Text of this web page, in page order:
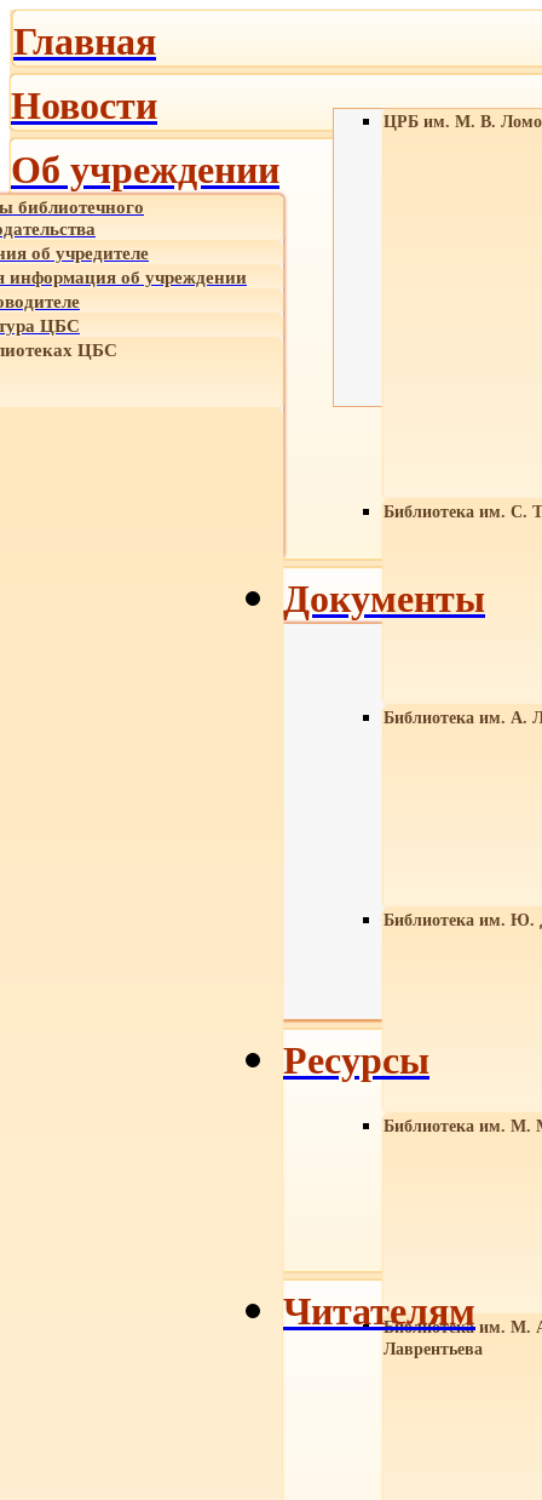
Главная
Новости
Об учреждении
библиотечного
об учредителе
об учреждении
ЦБС
ЦБС
ЦРБ им. М. В.
Библиотека им. С.
Библиотека им. А.
Библиотека им. Ю.
Библиотека им. М.
Библиотека им. М.
Лаврентьева
Документы
Ресурсы
Читателям